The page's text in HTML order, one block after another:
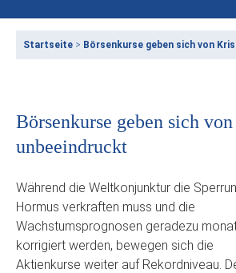
Startseite > Börsenkurse geben sich von
Börsenkurse geben sich
unbeeindruckt
Während die Weltkonjunktur die
Hormus verkraften muss und die
Wachstumsprognosen geradezu
korrigiert werden, bewegen sich die
Aktienkurse weiter auf Rekordniveau.